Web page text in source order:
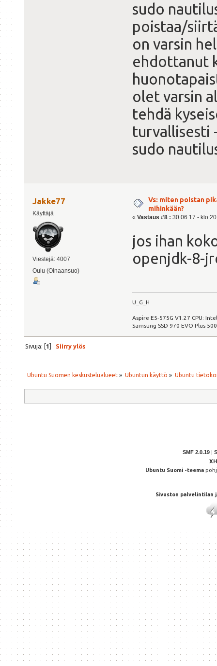
sudo
poistaa/
on varsin
ehdottanut
olet varsin
tehdä
turvallisesti
sudo
Jakke77
Käyttäjä
Viestejä: 4007
Oulu (Oinaansuo)
Vs: miten poistan
mihinkään?
« Vastaus #8 : 30.06.17 -
jos ihan
openjdk-8-
U_G_H
Aspire E5-575G V1.27 CPU:
Samsung SSD 970 EVO Plus
Sivuja: [1] Siirry ylös
Ubuntu Suomen keskustelualueet » Ubuntun käyttö » Ubuntu
SMF 2.0.19 |
Ubuntu Suomi -teema
Sivuston palvelintilan